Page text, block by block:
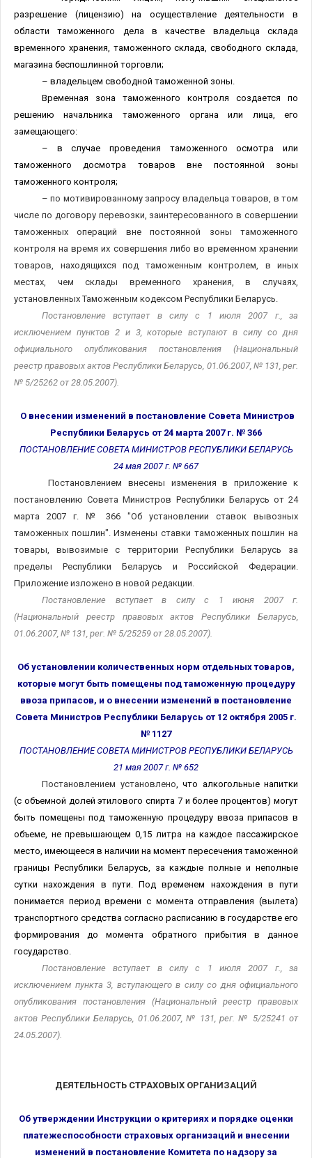
разрешение (лицензию) на осуществление деятельности в
области таможенного дела в качестве владельца склада
временного хранения, таможенного склада, свободного склада,
магазина беспошлинной торговли;
– владельцем свободной таможенной зоны.
Временная зона таможенного контроля создается по
решению начальника таможенного органа или лица, его
замещающего:
– в случае проведения таможенного осмотра или
таможенного досмотра товаров вне постоянной зоны
таможенного контроля;
– по мотивированному запросу владельца товаров, в том
числе по договору перевозки, заинтересованного в совершении
таможенных операций вне постоянной зоны таможенного
контроля на время их совершения либо во временном хранении
товаров, находящихся под таможенным контролем, в иных
местах, чем склады временного хранения, в случаях,
установленных Таможенным кодексом Республики Беларусь.
Постановление вступает в силу с 1 июля 2007 г., за
исключением пунктов 2 и 3, которые вступают в силу со дня
официального опубликования постановления (Национальный
реестр правовых актов Республики Беларусь, 01.06.2007, № 131, рег.
№ 5/25262 от 28.05.2007).
О внесении изменений в постановление Совета Министров
Республики Беларусь от 24 марта 2007 г. № 366
ПОСТАНОВЛЕНИЕ СОВЕТА МИНИСТРОВ РЕСПУБЛИКИ БЕЛАРУСЬ
24 мая 2007 г. № 667
Постановлением внесены изменения в приложение к
постановлению Совета Министров Республики Беларусь от 24
марта 2007 г. № 366 "Об установлении ставок вывозных
таможенных пошлин". Изменены ставки таможенных пошлин на
товары, вывозимые с территории Республики Беларусь за
пределы Республики Беларусь и Российской Федерации.
Приложение изложено в новой редакции.
Постановление вступает в силу с 1 июня 2007 г.
(Национальный реестр правовых актов Республики Беларусь,
01.06.2007, № 131, рег. № 5/25259 от 28.05.2007).
Об установлении количественных норм отдельных товаров,
которые могут быть помещены под таможенную процедуру
ввоза припасов, и о внесении изменений в постановление
Совета Министров Республики Беларусь от 12 октября 2005 г.
№ 1127
ПОСТАНОВЛЕНИЕ СОВЕТА МИНИСТРОВ РЕСПУБЛИКИ БЕЛАРУСЬ
21 мая 2007 г. № 652
Постановлением установлено, что алкогольные напитки
(с объемной долей этилового спирта 7 и более процентов) могут
быть помещены под таможенную процедуру ввоза припасов в
объеме, не превышающем 0,15 литра на каждое пассажирское
место, имеющееся в наличии на момент пересечения таможенной
границы Республики Беларусь, за каждые полные и неполные
сутки нахождения в пути. Под временем нахождения в пути
понимается период времени с момента отправления (вылета)
транспортного средства согласно расписанию в государстве его
формирования до момента обратного прибытия в данное
государство.
Постановление вступает в силу с 1 июля 2007 г., за
исключением пункта 3, вступающего в силу со дня официального
опубликования постановления (Национальный реестр правовых
актов Республики Беларусь, 01.06.2007, № 131, рег. № 5/25241 от
24.05.2007).
ДЕЯТЕЛЬНОСТЬ СТРАХОВЫХ ОРГАНИЗАЦИЙ
Об утверждении Инструкции о критериях и порядке оценки
платежеспособности страховых организаций и внесении
изменений в постановление Комитета по надзору за